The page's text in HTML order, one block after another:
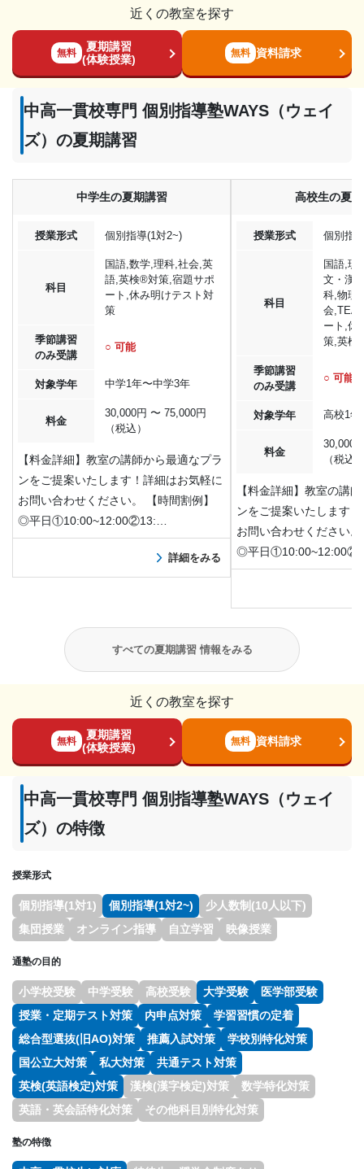
近くの教室を探す
無料
夏期講習
(体験授業)
無料 資料請求
中高一貫校専門 個別指導塾WAYS（ウェイ
ズ）の夏期講習
中学生の夏期講習
授業形式 個別指導(1対2~)
科目
国語,数学,理科,社会,英
語,英検®︎対策,宿題サポ
ート,休み明けテスト対
策
季節講習
のみ受講
○ 可能
対象学年 中学1年〜中学3年
料金
30,000円 〜 75,000円
（税込）
【料金詳細】教室の講師から最適なプラ
ンをご提案いたします！詳細はお気軽に
お問い合わせください。 【時間割例】
◎平日①10:00~12:00②13:…
詳細をみる
高校生の夏
授業形式 個別指
科目
国語,現
文・漢
科,物理,
会
ート,休
策,英検
季節講習
のみ受講
○ 可能
対象学年 高校1年
料金
30,000
（税込
【料金詳細】教室の講
ンをご提案いたします
お問い合わせください
◎平日
すべての夏期講習 情報をみる
近くの教室を探す
無料
夏期講習
(体験授業)
無料 資料請求
中高一貫校専門 個別指導塾WAYS（ウェイ
ズ）の特徴
授業形式
個別指導(1対1) 個別指導(1対2~)
少人数制(10人以下)
集団授業
オンライン指導 自立学習 映像授業
通塾の目的
小学校受験 中学受験 高校受験 大学受験
医学部受験
授業・定期テスト対策
内申点対策
学習習慣の定着
総合型選抜(旧AO)対策
推薦入試対策
学校別特化対策
国公立大対策
私大対策
共通テスト対策
英検(英語検定)対策
漢検(漢字検定)対策
数学特化対策
英語・英会話特化対策
その他科目別特化対策
塾の特徴